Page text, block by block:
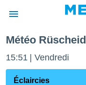
de
Météo Rüscheid
15:51 Vendredi
Éclaircies